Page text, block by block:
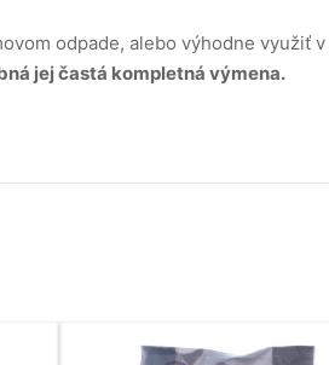
odpade, alebo výhodne využiť
jej častá kompletná výmena.